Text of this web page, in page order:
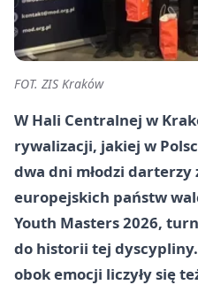
FOT. ZIS Kraków
W Hali Centralnej w
rywalizacji, jakiej w
dwa dni młodzi darterzy
europejskich państw
Youth Masters 2026,
do historii tej dyscypliny.
obok emocji liczyły się